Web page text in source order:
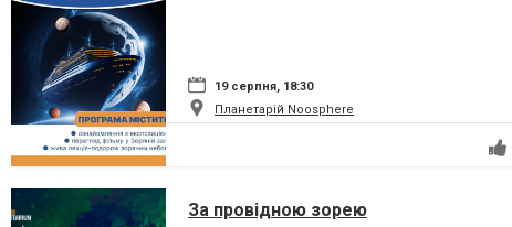
19 серпня, 18:30
Планетарій Noosphere
За провідною зорею